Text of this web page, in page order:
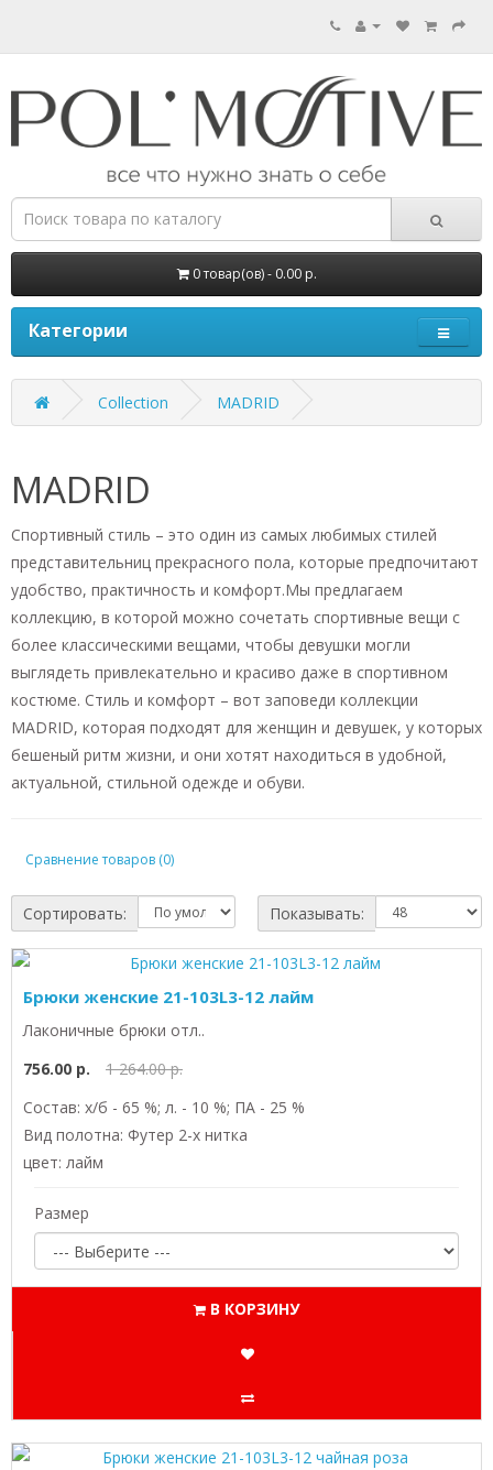
0 товар(ов) - 0.00 р.
Категории
Collection MADRID
MADRID
Спортивный стиль – это один из самых любимых стилей
представительниц прекрасного пола, которые предпочитают
удобство, практичность и комфорт.Мы предлагаем
коллекцию, в которой можно сочетать спортивные вещи с
более классическими вещами, чтобы девушки могли
выглядеть привлекательно и красиво даже в спортивном
костюме. Стиль и комфорт – вот заповеди коллекции
MADRID, которая подходят для женщин и девушек, у которых
бешеный ритм жизни, и они хотят находиться в удобной,
актуальной, стильной одежде и обуви.
Сравнение товаров (0)
Сортировать: Показывать:
Брюки женские 21-103L3-12 лайм
Лаконичные брюки отл..
756.00 р.
1 264.00 р.
Состав: х/б - 65 %; л. - 10 %; ПА - 25 %
Вид полотна: Футер 2-х нитка
цвет: лайм
Размер
В КОРЗИНУ